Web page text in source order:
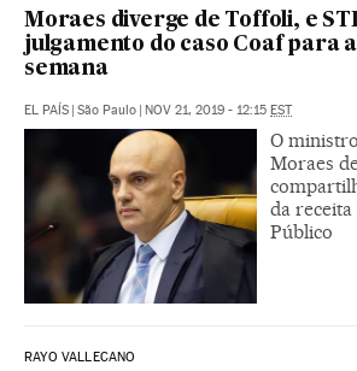
Moraes diverge de Toffoli, e
julgamento do caso Coaf para
semana
EL PAÍS | São Paulo | NOV 21, 2019 - 12:15 EST
O
Moraes
da
Público
RAYO VALLECANO